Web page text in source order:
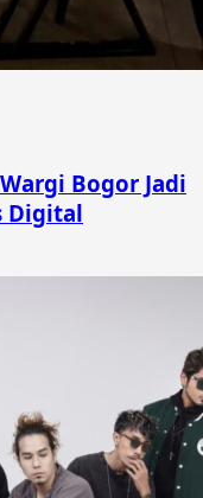
Bogor Jadi
Digital